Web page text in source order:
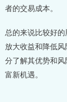
者的交易成本。
总的来说比较好
放大收益和降低
分了解其优势和
富新机遇。